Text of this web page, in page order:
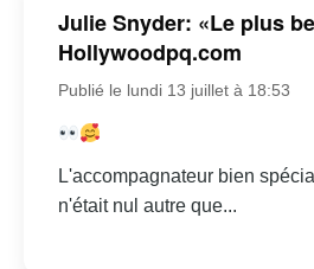
Julie Snyder: «Le plus
Hollywoodpq.com
Publié le lundi 13 juillet à 18:53
L'accompagnateur bien
n'était nul autre que...